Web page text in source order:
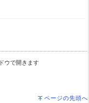
ウで開きます
ページの先頭へ